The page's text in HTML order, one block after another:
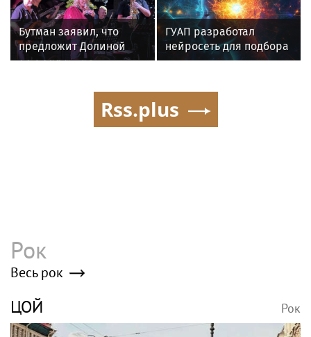
Бутман заявил, что
предложит Долиной
кафедру в будущем
ГУАП разработал
нейросеть для подбора
обуви по фото стопы
Rss.plus
Рок
Весь рок
ЦОЙ Рок